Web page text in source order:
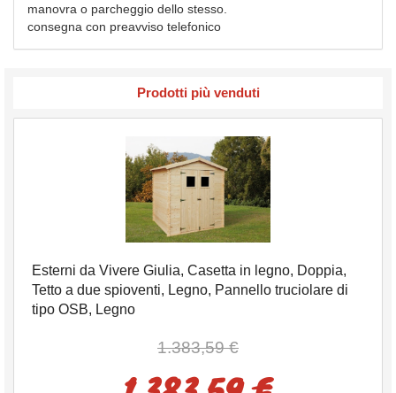
manovra o parcheggio dello stesso.
consegna con preavviso telefonico
Prodotti più venduti
Esterni da Vivere Giulia, Casetta in legno, Doppia,
Tetto a due spioventi, Legno, Pannello truciolare di
tipo OSB, Legno
1.383,59 €